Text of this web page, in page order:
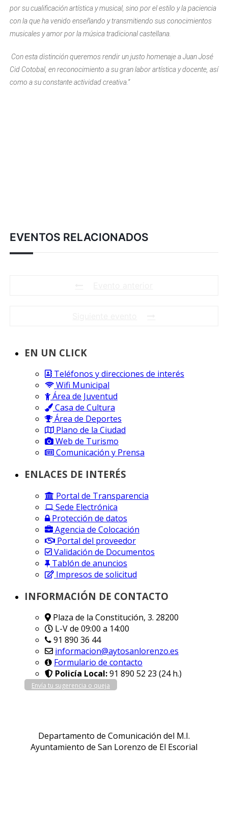
por su cualificación artística y musical, sino por el estilo y la paciencia
con la que ha venido enseñando y transmitiendo sus conocimientos
musicales y amor por la música tradicional castellana.
Con esta distinción queremos rendir un justo homenaje a Juan José
Cid Cotobal, en reconocimiento a su gran labor artística y docente, así
como a su constante actividad creativa.“
EVENTOS RELACIONADOS
EN UN CLICK
Teléfonos y direcciones de interés
Wifi Municipal
Área de Juventud
Casa de Cultura
Área de Deportes
Plano de la Ciudad
Web de Turismo
Comunicación y Prensa
ENLACES DE INTERÉS
Portal de Transparencia
Sede Electrónica
Protección de datos
Agencia de Colocación
Portal del proveedor
Validación de Documentos
Tablón de anuncios
Impresos de solicitud
INFORMACIÓN DE CONTACTO
Plaza de la Constitución, 3. 28200
L-V de 09:00 a 14:00
91 890 36 44
informacion@aytosanlorenzo.es
Formulario de contacto
Policía Local:91 890 52 23 (24 h.)
Envía tu sugerencia o queja
Departamento de Comunicación del M.I.
Ayuntamiento de San Lorenzo de El Escorial